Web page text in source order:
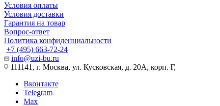
Условия оплаты
Условия доставки
Гарантия на товар
Вопрос-ответ
Политика конфиденциальности
+7 (495) 663-72-24
info@uzi-bu.ru
111141, г. Москва, ул. Кусковская, д. 20А, корп. Г,
Вконтакте
Telegram
Max